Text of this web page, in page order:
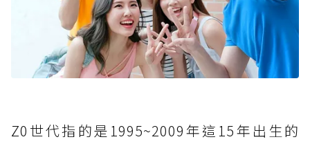
Z0世代指的是1995~2009年這15年出生的